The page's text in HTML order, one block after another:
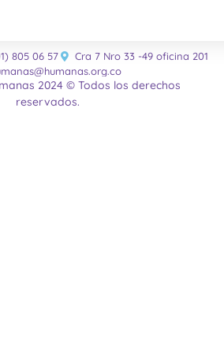
805 06 57
Cra 7 Nro 33 -49 oficina 201
2024 © Todos los derechos
reservados.